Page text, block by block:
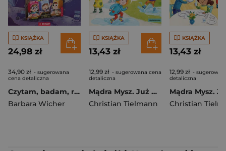
KSIĄŻKA
24,98 zł
34,90 zł - sugerowana
cena detaliczna
Czytam, badam, rozwiązuję. Na tropie tajemnic kosmosu
Barbara Wicher
KSIĄŻKA
13,43 zł
12,99 zł - sugerowana cena
detaliczna
Mądra Mysz. Już umiemy mówić tak i nie
Christian Tielmann
KSIĄŻKA
13,43 zł
12,99 zł -
detaliczna
Christian